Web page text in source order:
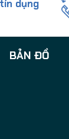
dụng
BẢN ĐỒ